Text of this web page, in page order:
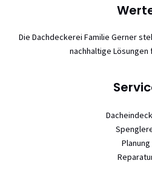
Die Dachdeckerei Familie Gerner
nachhaltige Lösungen
Planung